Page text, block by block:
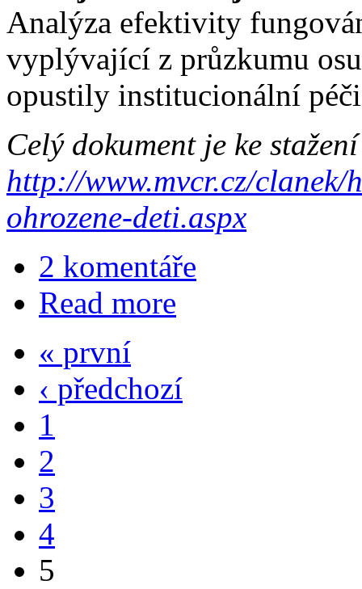
Analýza efektivity
vyplývající z průzkumu
opustily institucionální
Celý dokument je ke
http://www.mvcr.cz/clanek/
ohrozene-deti.aspx
2 komentáře
Read more
« první
‹ předchozí
1
2
3
4
5